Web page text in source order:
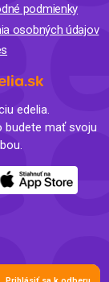
podmienky
osobných údajov
edelia.
budete mať svoju